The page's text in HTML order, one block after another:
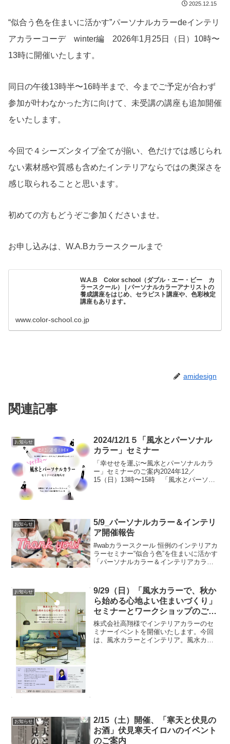
2025.12.15
“似合う色を住まいに活かす”パーソナルカラーdeインテリ
アカラーコーデ winter編 2026年1月25日（日）10時〜
13時に開催いたします。
同日の午後13時半〜16時半まで、今までご予定が合わず
参加が叶わなかった方に向けて、未受講の講座も追加開催
をいたします。
今回で４シーズンタイプ全てが揃い、色だけでは感じられ
ない素材感や質感も含めたインテリアならではの奥深さを
感じ取られることと思います。
初めての方もどうぞご参加くださいませ。
お申し込みは、W.A.Bカラースクールまで
W.A.B Color school（ダブル・エー・ビー カ
ラースクール） | パーソナルカラーアナリストの
養成講座をはじめ、セラピスト講座や、色彩検定
講座もあります。
www.color-school.co.jp
amidesign
関連記事
お知らせ
2024/12/1５「風水とパーソナル
カラー」セミナー
「幸せせを運ぶ〜風水とパーソナルカラ
ー」セミナーのご案内2024年12／
15（日）13時〜15時 「風水とパーソナ
お知らせ
5/9_パーソナルカラー＆インテリ
ア開催報告
#wabカラースクール 恒例のインテリアカ
ラーセミナー“似合う色”を住まいに活かす
「パーソナルカラー＆インテリアカラ
にしたカラースキムづくりでは、4つのカ
ラータイプを見...
お知らせ
9/29（日）「風水カラーで、秋か
ら始める心地よい住まいづくり」
セミナーとワークショップのご案
内
株式会社高翔様でインテリアカラーのセ
ミナーイベントを開催いたします。今回
は、風水カラーとインテリア。風水カラ
お知らせ
2/15（土）開催、「寒天と伏見の
お酒」伏見寒天イロハのイベント
のご案内